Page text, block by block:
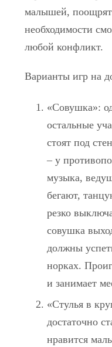
малышей,
необходимости
любой конфликт.
Варианты игр на
«Совушка»:
остальные
стоят под
– у
музыка,
бегают,
резко
совушка
должны
норках.
и занимает
«Стулья в
достаточно
нравится